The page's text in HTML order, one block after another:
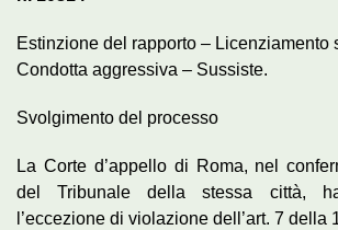
Estinzione del rapporto – Licenziamento
Condotta aggressiva – Sussiste.
Svolgimento del processo
La Corte d’appello di Roma, nel
del Tribunale della stessa città,
l’eccezione di violazione dell’art. 7 della